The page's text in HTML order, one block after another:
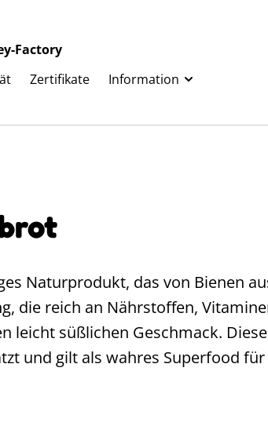
Factory
Zertifikate Information
Naturprodukt, das von Bienen
die reich an Nährstoffen,
leicht süßlichen Geschmack.
und gilt als wahres Superfood